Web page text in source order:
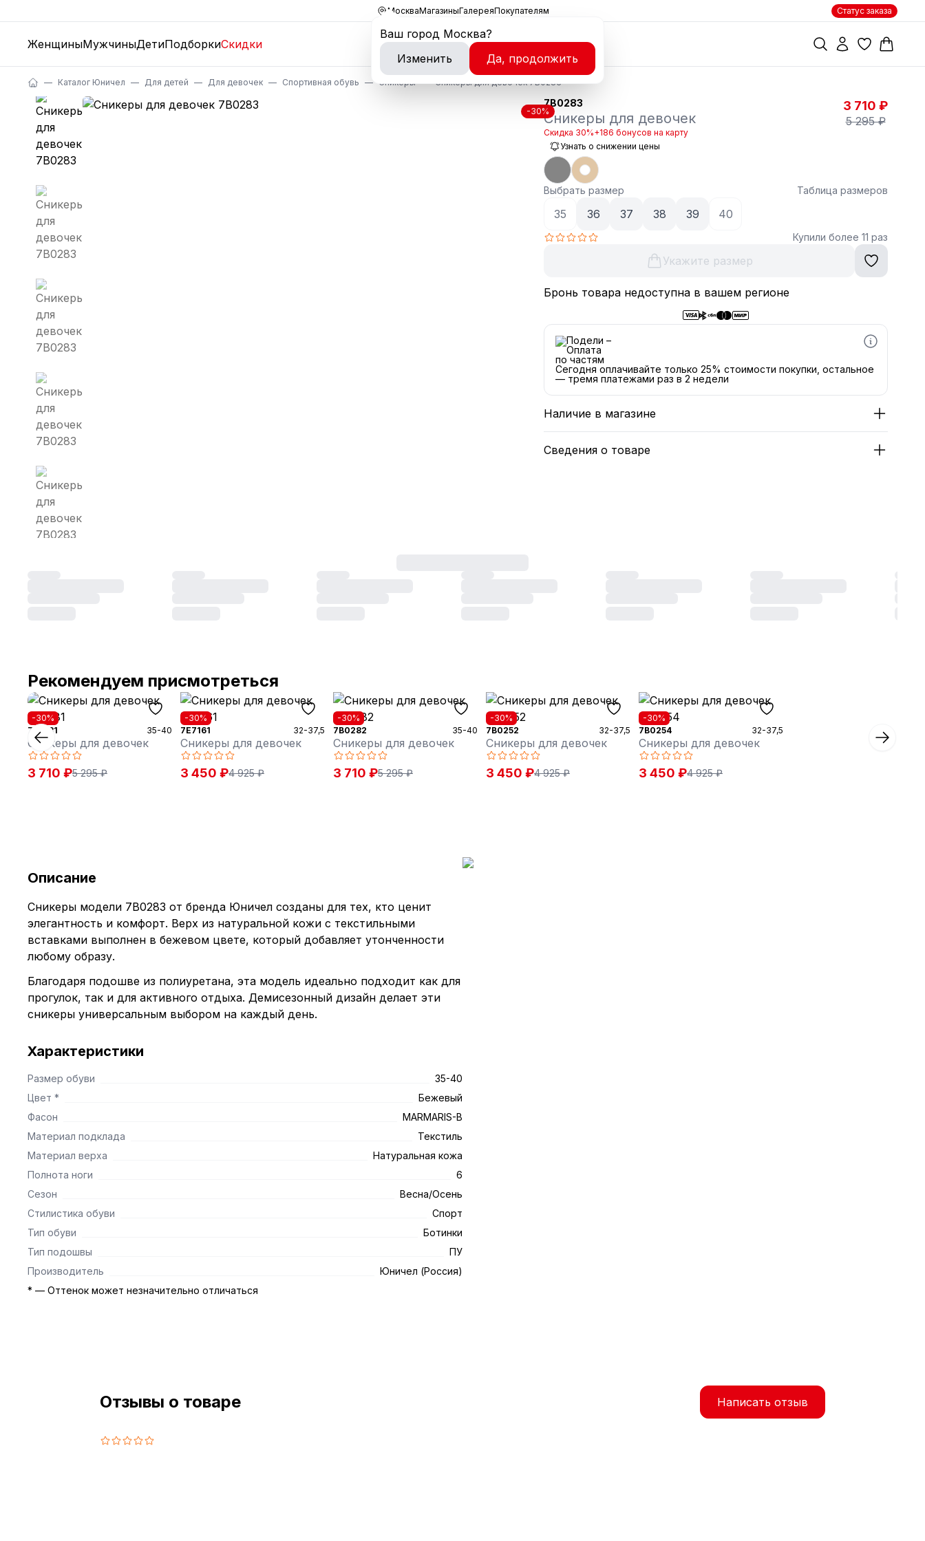
Москва
Ваш город Москва?
Изменить
Да, продолжить
МагазиныГалереяПокупателям Статус заказа
ЖенщиныМужчиныДетиПодборкиСкидки
Каталог Юничел Для детей Для девочек Спортивная обувь Сникеры Сникеры для девочек 7B0283
-30% 3 710 ₽
5 295 ₽
7B0283
Сникеры для девочек
Скидка 30%+186 бонусов на карту
Узнать о снижении цены
Выбрать размер Таблица размеров
35 36 37 38 39 40
Купили более 11 раз
Укажите размер
Бронь товара недоступна в вашем регионе
Сегодня оплачивайте только 25% стоимости покупки, остальное
— тремя платежами раз в 2 недели
Наличие в магазине
Сведения о товаре
Рекомендуем присмотреться
-30%
7E5581
35-40
Сникеры для девочек
3 710 ₽5 295 ₽
-30%
7E7161
32-37,5
Сникеры для девочек
3 450 ₽4 925 ₽
-30%
7B0282
35-40
Сникеры для девочек
3 710 ₽5 295 ₽
-30%
7B0252
32-37,5
Сникеры для девочек
3 450 ₽4 925 ₽
-30%
7B0254
32-37,5
Сникеры для девочек
3 450 ₽4 925 ₽
Описание
Сникеры модели 7B0283 от бренда Юничел созданы для тех, кто ценит
элегантность и комфорт. Верх из натуральной кожи с текстильными
вставками выполнен в бежевом цвете, который добавляет утонченности
любому образу.
Благодаря подошве из полиуретана, эта модель идеально подходит как для
прогулок, так и для активного отдыха. Демисезонный дизайн делает эти
сникеры универсальным выбором на каждый день.
Характеристики
Размер обуви
35-40
Цвет *
Бежевый
Фасон
MARMARIS-B
Материал подклада
Текстиль
Материал верха
Натуральная кожа
Полнота ноги
6
Сезон
Весна/Осень
Стилистика обуви
Спорт
Тип обуви
Ботинки
Тип подошвы
ПУ
Производитель
Юничел (Россия)
* — Оттенок может незначительно отличаться
Отзывы о товаре Написать отзыв